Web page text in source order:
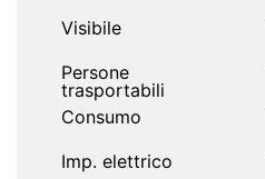
Visibile
Persone
trasportabili
Consumo
Imp. elettrico